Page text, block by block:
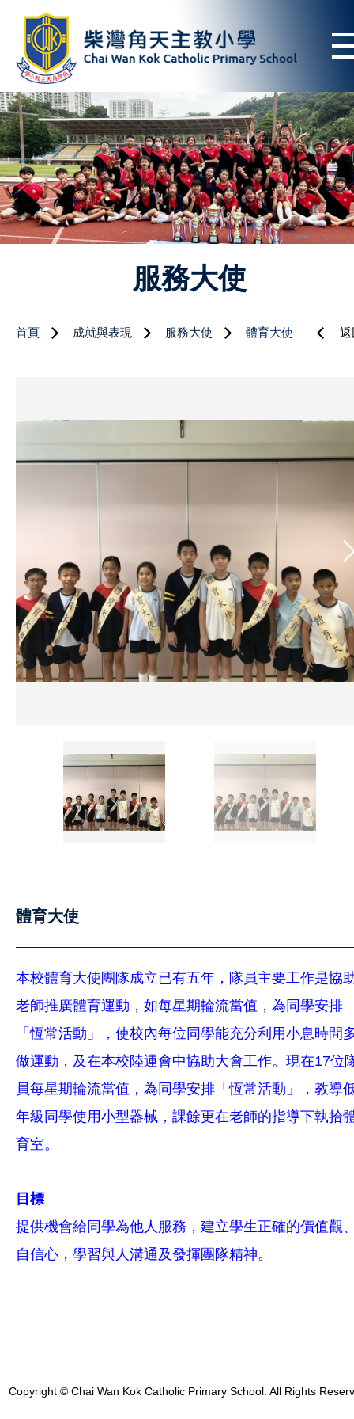
服務大使
首頁 成就與表現 服務大使 體育大使 返
體育大使
本校體育大使團隊成立已有五年，隊員主要工作是協
老師推廣體育運動，如每星期輪流當值，為同學安排
「恆常活動」，使校內每位同學能充分利用小息時間
做運動，及在本校陸運會中協助大會工作。現在17位
員每星期輪流當值，為同學安排「恆常活動」，教導
年級同學使用小型器械，課餘更在老師的指導下執拾
育室。
目標
提供機會給同學為他人服務，建立學生正確的價值觀
自信心，學習與人溝通及發揮團隊精神。
Copyright © Chai Wan Kok Catholic Primary School. All Rights